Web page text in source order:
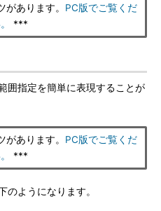
あります。 PC版でご覧くだ
***
囲指定を簡単に表現することが
あります。 PC版でご覧くだ
***
ようになります。